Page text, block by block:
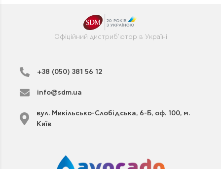
Офіційний дистриб'ютор в Україні
+38 (050) 381 56 12
info@sdm.ua
вул. Микільсько-Слобідська, 6-Б, оф. 100, м.
Київ